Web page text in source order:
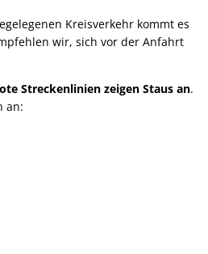
Kreisverkehr kommt es
wir, sich vor der Anfahrt
Streckenlinien zeigen Staus an.
an: